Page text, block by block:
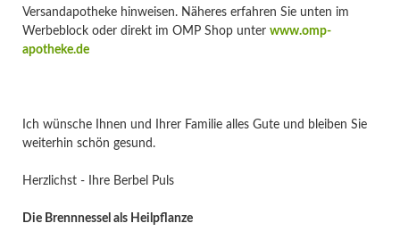
Versandapotheke hinweisen. Näheres erfahren Sie unten im
Werbeblock oder direkt im OMP Shop unter www.omp-
apotheke.de
Ich wünsche Ihnen und Ihrer Familie alles Gute und bleiben Sie
weiterhin schön gesund.
Herzlichst - Ihre Berbel Puls
Die Brennnessel als Heilpflanze